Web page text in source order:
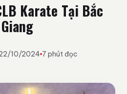
Karate Tại Bắc
Giang
10/2024 7 phút đọc